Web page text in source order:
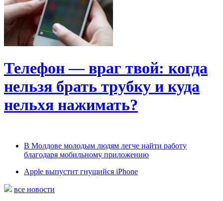
Телефон — враг твой: когда
нельзя брать трубку и куда
нельхя нажимать?
В Молдове молодым людям легче найти работу
благодаря мобильному приложению
Apple выпустит гнущийся iPhone
все новости